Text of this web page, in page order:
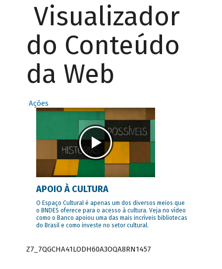
Visualizador
do Conteúdo
da Web
Ações
APOIO À CULTURA
O Espaço Cultural é apenas um dos diversos meios que
o BNDES oferece para o acesso à cultura. Veja no vídeo
como o Banco apoiou uma das mais incríveis bibliotecas
do Brasil e como investe no setor cultural.
Z7_7QGCHA41LODH60A3OQA8RN1457